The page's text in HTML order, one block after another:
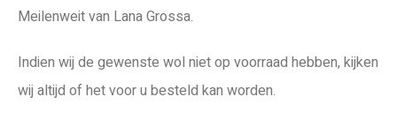
Meilenweit van Lana Grossa.
Indien wij de gewenste wol niet op voorraad hebben, kijken
wij altijd of het voor u besteld kan worden.